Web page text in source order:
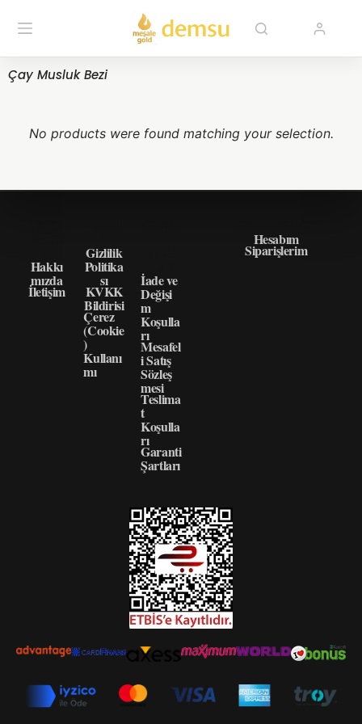
Çay Musluk Bezi
No products were found matching your selection.
Hakkı
mızda
İletişim
Gizlilik
Politika
sı
KVKK
Bildirisi
Çerez
(Cookie
)
Kullanı
mı
İade ve
Değişi
m
Koşulla
rı
Mesafel
i Satış
Sözleş
mesi
Teslima
t
Koşulla
rı
Garanti
Şartları
Hesabım
Siparişlerim